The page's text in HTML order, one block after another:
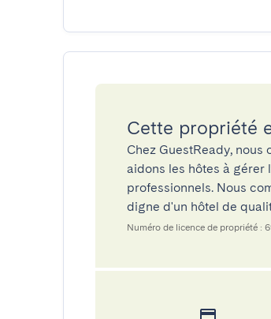
Cette propriété
Chez GuestReady,
aidons les hôtes à
professionnels. Nous
digne d'un hôtel de
Numéro de licence de propriété :